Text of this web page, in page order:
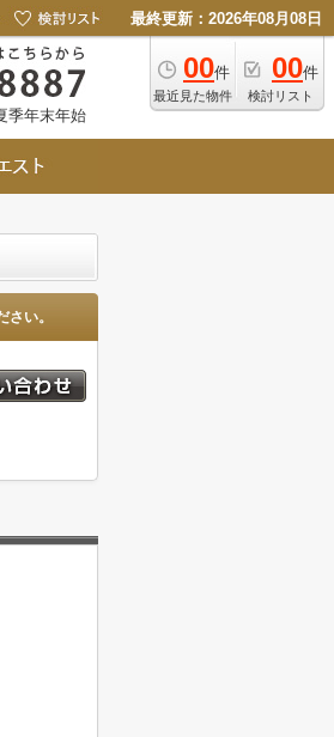
最終更新：2026年08月08日
00件
最近見た物件
00件
検討リスト
季年末年始
い。